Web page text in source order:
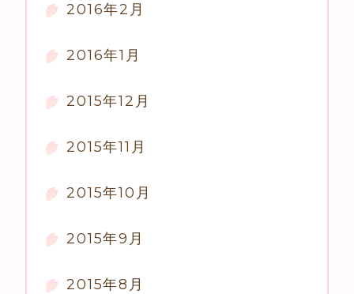
2016年2月
2016年1月
2015年12月
2015年11月
2015年10月
2015年9月
2015年8月